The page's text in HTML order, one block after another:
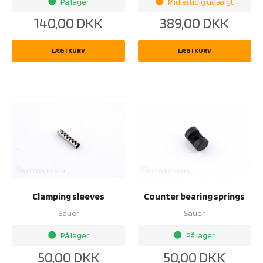
140,00 DKK
LÆG I KURV
389,00 DKK
LÆG I KURV
Clamping sleeves
Sauer
brightness_1 På lager
50,00 DKK
Counter bearing springs
Sauer
brightness_1 På lager
50,00 DKK